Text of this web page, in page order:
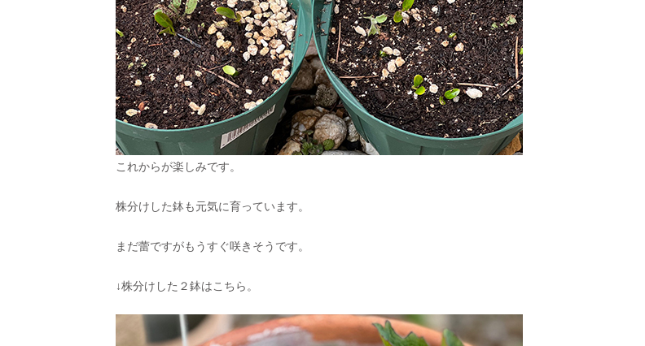
これからが楽しみです。
株分けした鉢も元気に育っています。
まだ蕾ですがもうすぐ咲きそうです。
↓株分けした２鉢はこちら。